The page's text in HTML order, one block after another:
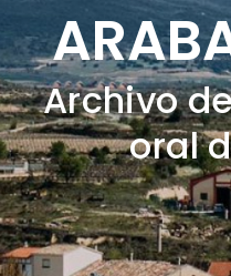
Archivo
oral